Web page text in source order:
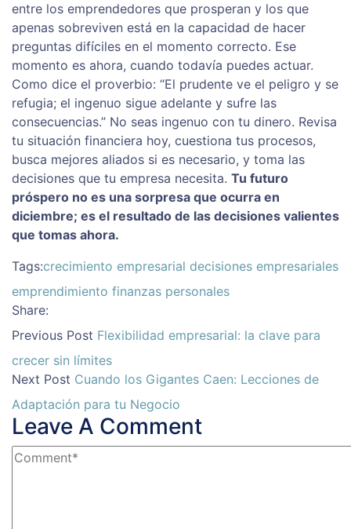
entre los emprendedores que prosperan y los que
apenas sobreviven está en la capacidad de hacer
preguntas difíciles en el momento correcto. Ese
momento es ahora, cuando todavía puedes actuar.
Como dice el proverbio: “El prudente ve el peligro y se
refugia; el ingenuo sigue adelante y sufre las
consecuencias.” No seas ingenuo con tu dinero. Revisa
tu situación financiera hoy, cuestiona tus procesos,
busca mejores aliados si es necesario, y toma las
decisiones que tu empresa necesita. Tu futuro
próspero no es una sorpresa que ocurra en
diciembre; es el resultado de las decisiones valientes
que tomas ahora.
Tags:crecimiento empresarial decisiones empresariales
emprendimiento finanzas personales
Share:
Previous Post Flexibilidad empresarial: la clave para
crecer sin límites
Next Post Cuando los Gigantes Caen: Lecciones de
Adaptación para tu Negocio
Leave A Comment